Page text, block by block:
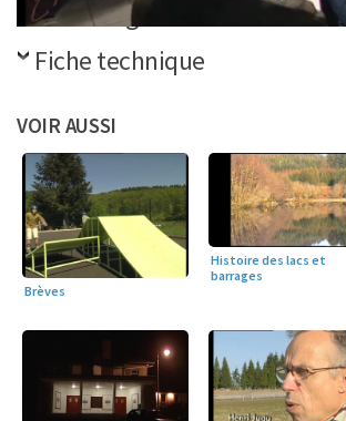
Télécharger la vidéo
Fiche technique
VOIR AUSSI
Brèves
Histoire des lacs et
barrages